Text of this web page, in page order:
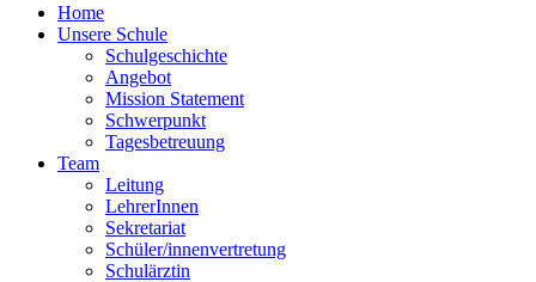
Home
Unsere Schule
Schulgeschichte
Angebot
Mission Statement
Schwerpunkt
Tagesbetreuung
Team
Leitung
LehrerInnen
Sekretariat
Schüler/innenvertretung
Schulärztin